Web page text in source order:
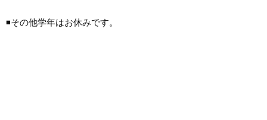
◾️その他学年はお休みです。